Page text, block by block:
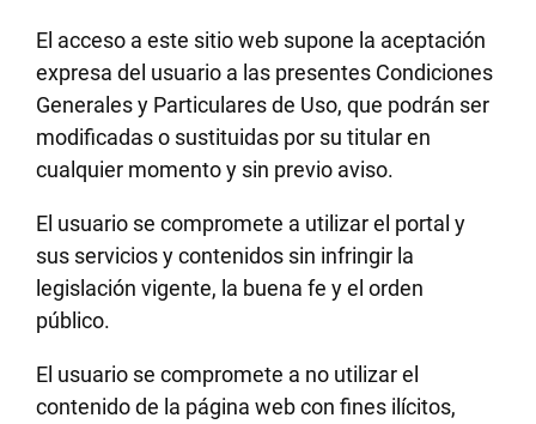
El acceso a este sitio web supone la aceptación
expresa del usuario a las presentes Condiciones
Generales y Particulares de Uso, que podrán ser
modificadas o sustituidas por su titular en
cualquier momento y sin previo aviso.
El usuario se compromete a utilizar el portal y
sus servicios y contenidos sin infringir la
legislación vigente, la buena fe y el orden
público.
El usuario se compromete a no utilizar el
contenido de la página web con fines ilícitos,